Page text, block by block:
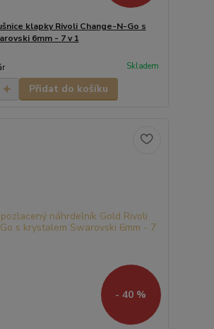
klapky Rivoli Change-N-Go s
6mm - 7 v 1
Skladem
Přidat do košíku
- 40 %